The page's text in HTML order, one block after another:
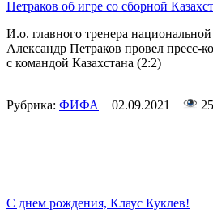
Петраков об игре со сборной
И.о. главного тренера
Александр Петраков провел пресс-
с командой Казахстана (2:2)
Рубрика: ФИФА 02.09.2021
С днем рождения, Клаус Куклев!